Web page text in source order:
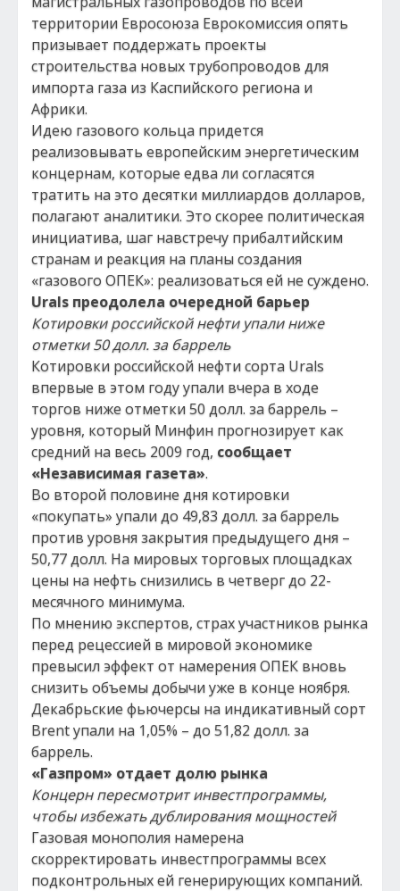
территории Евросоюза Еврокомиссия опять
призывает поддержать проекты
строительства новых трубопроводов для
импорта газа из Каспийского региона и
Африки.
Идею газового кольца придется
реализовывать европейским энергетическим
концернам, которые едва ли согласятся
тратить на это десятки миллиардов долларов,
полагают аналитики. Это скорее политическая
инициатива, шаг навстречу прибалтийским
странам и реакция на планы создания
«газового ОПЕК»: реализоваться ей не суждено.
Urals преодолела очередной барьер
Котировки российской нефти упали ниже
отметки 50 долл. за баррель
Котировки российской нефти сорта Urals
впервые в этом году упали вчера в ходе
торгов ниже отметки 50 долл. за баррель –
уровня, который Минфин прогнозирует как
средний на весь 2009 год, сообщает
«Независимая газета».
Во второй половине дня котировки
«покупать» упали до 49,83 долл. за баррель
против уровня закрытия предыдущего дня –
50,77 долл. На мировых торговых площадках
цены на нефть снизились в четверг до 22-
месячного минимума.
По мнению экспертов, страх участников рынка
перед рецессией в мировой экономике
превысил эффект от намерения ОПЕК вновь
снизить объемы добычи уже в конце ноября.
Декабрьские фьючерсы на индикативный сорт
Brent упали на 1,05% – до 51,82 долл. за
баррель.
«Газпром» отдает долю рынка
Концерн пересмотрит инвестпрограммы,
чтобы избежать дублирования мощностей
Газовая монополия намерена
скорректировать инвестпрограммы всех
подконтрольных ей генерирующих компаний.